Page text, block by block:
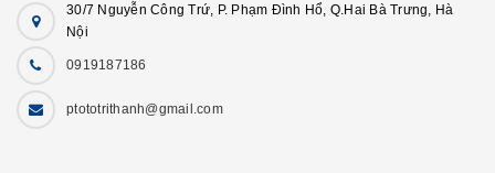
30/7 Nguyễn Công Trứ, P. Phạm Đình Hổ, Q.Hai Bà Trưng, Hà
Nội
0919187186
ptototrithanh@gmail.com